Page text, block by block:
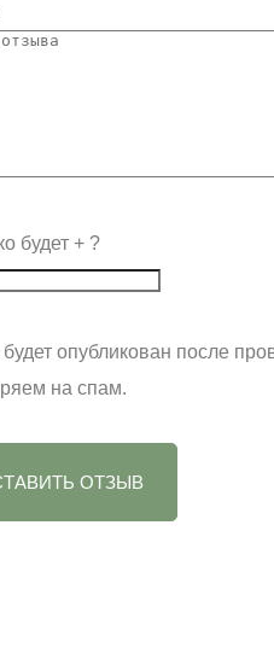
будет + ?
опубликован после
на спам.
ОТЗЫВ